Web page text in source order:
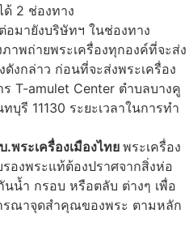
ด้ 2 ช่องทาง
อมายังบริษัทฯ ในช่องทาง
าพถ่ายพระเครื่องทุกองค์ที่จะส่ง
งกล่าว ก่อนที่จะส่งพระเครื่อง
T-amulet Center ตำบลบางคู
บุรี 11130 ระยะเวลาในการทำ
.พระเครื่องเมืองไทย พระเครื่อง
องพระแท้ต้องปราศจากสิ่งห่อ
น้ำ กรอบ หรือตลับ ต่างๆ เพื่อ
รณาจุดสำคุณของพระ ตามหลัก